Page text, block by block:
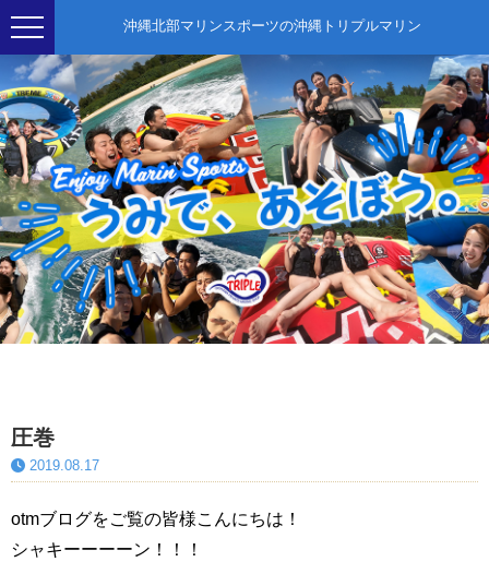
沖縄北部マリンスポーツの沖縄トリプルマリン
圧巻
2019.08.17
otmブログをご覧の皆様こんにちは！
シャキーーーーン！！！